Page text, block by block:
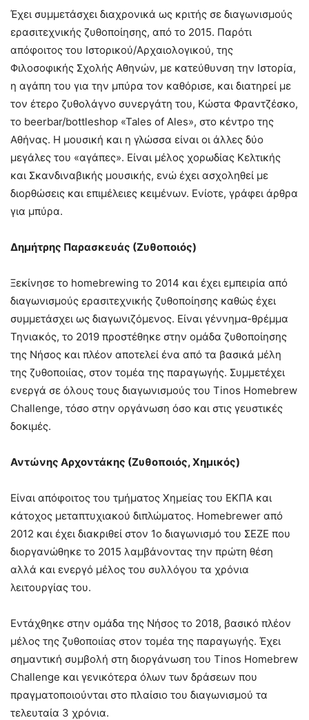
Έχει συμμετάσχει διαχρονικά ως κριτής σε διαγωνισμούς
ερασιτεχνικής ζυθοποίησης, από το 2015. Παρότι
απόφοιτος του Ιστορικού/Αρχαιολογικού, της
Φιλοσοφικής Σχολής Αθηνών, με κατεύθυνση την Ιστορία,
η αγάπη του για την μπύρα τον καθόρισε, και διατηρεί με
τον έτερο ζυθολάγνο συνεργάτη του, Κώστα Φραντζέσκο,
το beerbar/bottleshop «Tales of Ales», στο κέντρο της
Αθήνας. Η μουσική και η γλώσσα είναι οι άλλες δύο
μεγάλες του «αγάπες». Eίναι μέλος χορωδίας Κελτικής
και Σκανδιναβικής μουσικής, ενώ έχει ασχοληθεί με
διορθώσεις και επιμέλειες κειμένων. Ενίοτε, γράφει άρθρα
για μπύρα.
Δημήτρης Παρασκευάς (Ζυθοποιός)
Ξεκίνησε το homebrewing το 2014 και έχει εμπειρία από
διαγωνισμούς ερασιτεχνικής ζυθοποίησης καθώς έχει
συμμετάσχει ως διαγωνιζόμενος. Είναι γέννημα-θρέμμα
Τηνιακός, το 2019 προστέθηκε στην ομάδα ζυθοποίησης
της Νήσος και πλέον αποτελεί ένα από τα βασικά μέλη
της ζυθοποιίας, στον τομέα της παραγωγής. Συμμετέχει
ενεργά σε όλους τους διαγωνισμούς του Tinos Homebrew
Challenge, τόσο στην οργάνωση όσο και στις γευστικές
δοκιμές.
Αντώνης Αρχοντάκης (Ζυθοποιός, Χημικός)
Είναι απόφοιτος του τμήματος Χημείας του ΕΚΠΑ και
κάτοχος μεταπτυχιακού διπλώματος. Homebrewer από
2012 και έχει διακριθεί στον 1ο διαγωνισμό του ΣΕΖΕ που
διοργανώθηκε το 2015 λαμβάνοντας την πρώτη θέση
αλλά και ενεργό μέλος του συλλόγου τα χρόνια
λειτουργίας του.
Εντάχθηκε στην ομάδα της Νήσος το 2018, βασικό πλέον
μέλος της ζυθοποιίας στον τομέα της παραγωγής. Έχει
σημαντική συμβολή στη διοργάνωση του Tinos Homebrew
Challenge και γενικότερα όλων των δράσεων που
πραγματοποιούνται στο πλαίσιο του διαγωνισμού τα
τελευταία 3 χρόνια.